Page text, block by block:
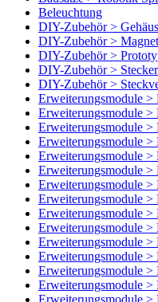
Beleuchtung
DIY-Zubehör >
DIY-Zubehör >
DIY-Zubehör >
DIY-Zubehör >
DIY-Zubehör >
Erweiterungsmodule >
Erweiterungsmodule
Erweiterungsmodule
Erweiterungsmodule
Erweiterungsmodule
Erweiterungsmodule
Erweiterungsmodule
Erweiterungsmodule
Erweiterungsmodule
Erweiterungsmodule
Erweiterungsmodule >
Erweiterungsmodule
Erweiterungsmodule
Erweiterungsmodule >
Erweiterungsmodule